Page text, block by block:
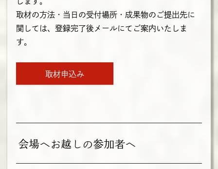
取材の方法・当日の受付場所・成果物のご提出先に
関しては、登録完了後メールにてご案内いたしま
す。
取材申込み
会場へお越しの参加者へ